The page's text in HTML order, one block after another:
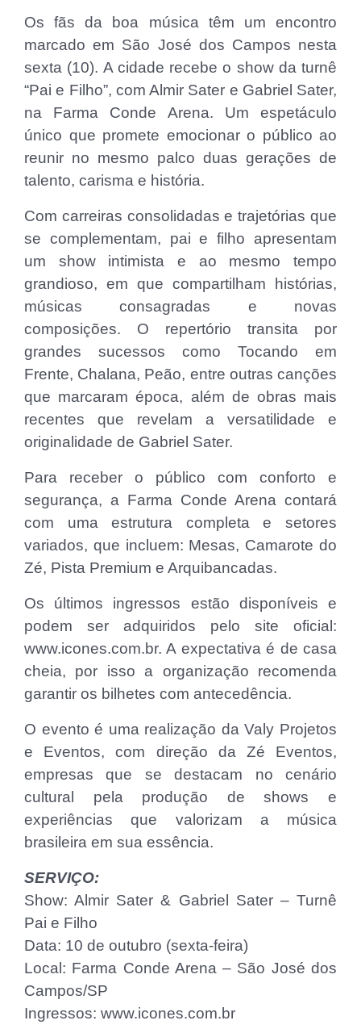
Os fãs da boa música têm um encontro
marcado em São José dos Campos nesta
sexta (10). A cidade recebe o show da turnê
“Pai e Filho”, com Almir Sater e Gabriel Sater,
na Farma Conde Arena. Um espetáculo
único que promete emocionar o público ao
reunir no mesmo palco duas gerações de
talento, carisma e história.
Com carreiras consolidadas e trajetórias que
se complementam, pai e filho apresentam
um show intimista e ao mesmo tempo
grandioso, em que compartilham histórias,
músicas consagradas e novas
composições. O repertório transita por
grandes sucessos como Tocando em
Frente, Chalana, Peão, entre outras canções
que marcaram época, além de obras mais
recentes que revelam a versatilidade e
originalidade de Gabriel Sater.
Para receber o público com conforto e
segurança, a Farma Conde Arena contará
com uma estrutura completa e setores
variados, que incluem: Mesas, Camarote do
Zé, Pista Premium e Arquibancadas.
Os últimos ingressos estão disponíveis e
podem ser adquiridos pelo site oficial:
www.icones.com.br. A expectativa é de casa
cheia, por isso a organização recomenda
garantir os bilhetes com antecedência.
O evento é uma realização da Valy Projetos
e Eventos, com direção da Zé Eventos,
empresas que se destacam no cenário
cultural pela produção de shows e
experiências que valorizam a música
brasileira em sua essência.
SERVIÇO:
Show: Almir Sater & Gabriel Sater – Turnê
Pai e Filho
Data: 10 de outubro (sexta-feira)
Local: Farma Conde Arena – São José dos
Campos/SP
Ingressos: www.icones.com.br